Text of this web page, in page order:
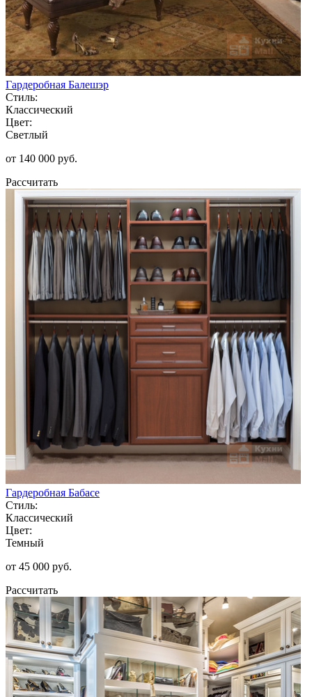
Гардеробная Балешэр
Стиль:
Классический
Цвет:
Светлый
от 140 000 руб.
Рассчитать
Гардеробная Бабасе
Стиль:
Классический
Цвет:
Темный
от 45 000 руб.
Рассчитать